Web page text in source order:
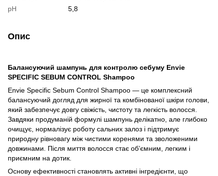
pH
5,8
Опис
Балансуючий шампунь для контролю себуму Envie
SPECIFIC SEBUM CONTROL Shampoo
Envie Specific Sebum Control Shampoo — це комплексний
балансуючий догляд для жирної та комбінованої шкіри голови,
який забезпечує довгу свіжість, чистоту та легкість волосся.
Завдяки продуманій формулі шампунь делікатно, але глибоко
очищує, нормалізує роботу сальних залоз і підтримує
природну рівновагу між чистими коренями та зволоженими
довжинами. Після миття волосся стає об’ємним, легким і
приємним на дотик.
Основу ефективності становлять активні інгредієнти, що